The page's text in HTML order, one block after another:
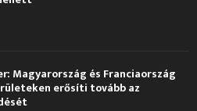
Magyarország és Franciaország
erősíti tovább az